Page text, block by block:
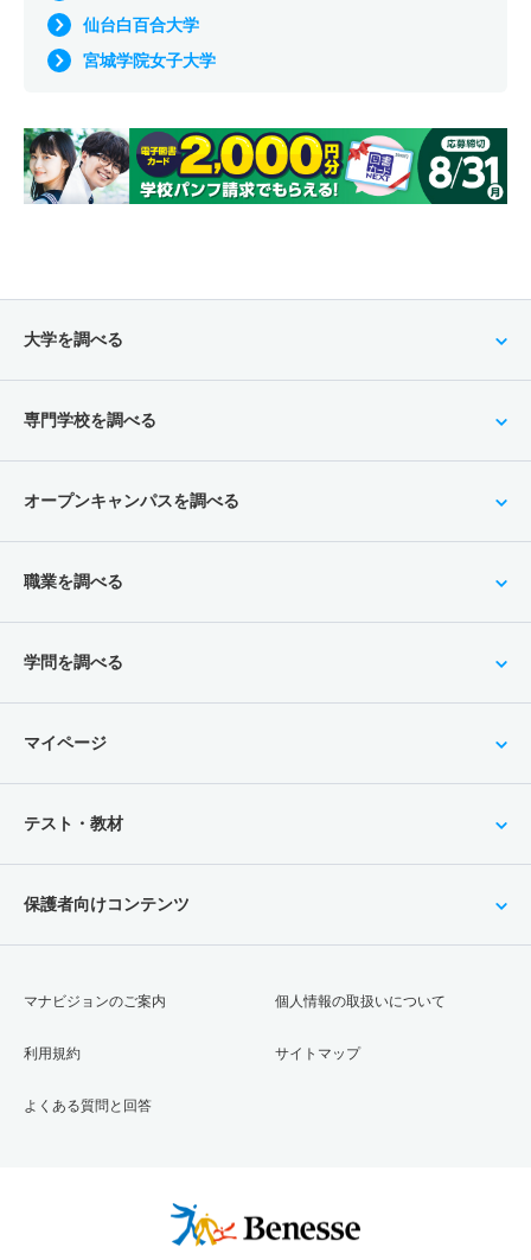
仙台白百合大学
宮城学院女子大学
大学を調べる
専門学校を調べる
オープンキャンパスを調べる
職業を調べる
学問を調べる
マイページ
テスト・教材
保護者向けコンテンツ
マナビジョンのご案内
利用規約
よくある質問と回答
個人情報の取扱いについて
サイトマップ